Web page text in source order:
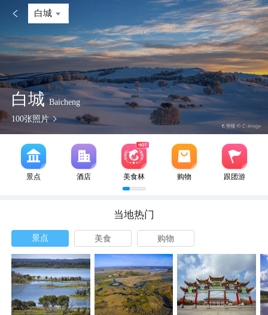
 白城
白城Baicheng
100张照片
景点 酒店 美食林 购物 跟团游
当地热门
景点 美食 购物